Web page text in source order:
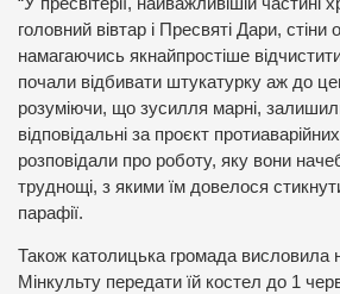
головний вівтар і Пресвяті Дари, стіни
намагаючись якнайпростіше відчистити
почали відбивати штукатурку аж до
розуміючи, що зусилля марні,
відповідальні за проєкт
розповідали про роботу, яку вони
труднощі, з якими їм довелося
парафії.
Також католицька громада висловила
Мінкульту передати їй костел до 1